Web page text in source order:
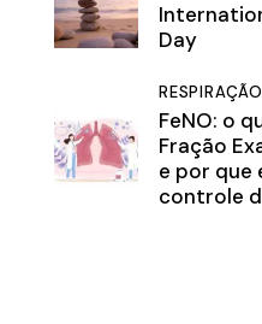
Day
RESPIRAÇÃO
FeNO: o
Fração
e por que
controle